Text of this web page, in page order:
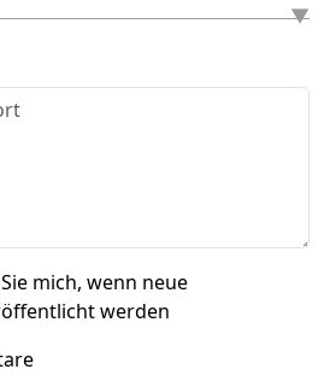
mich, wenn neue
werden